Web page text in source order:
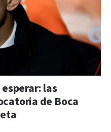
las
de Boca